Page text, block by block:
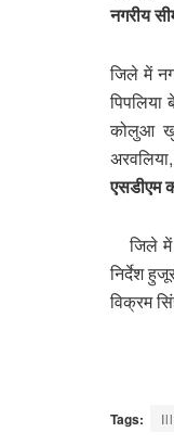
नगरीय
जिले में
कोलुआ
एसडीएम
जिले में
निर्देश
विक्रम
Tags: